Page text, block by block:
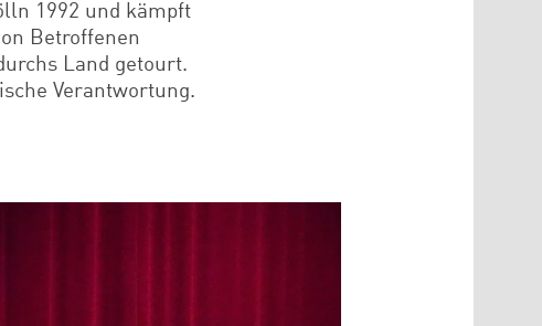
1992 und kämpft
Betroffenen
Land getourt.
Verantwortung.